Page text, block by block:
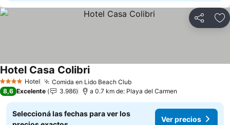
Compartir
4 EstrellasHotel Comida en Lido Beach Club
Hotel Casa Colibri
8,6 Excelente 3.986 a 0.7 km de: Playa del Carmen
Seleccioná las fechas para ver los
Ver precios